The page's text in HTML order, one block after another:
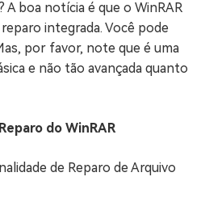
boa notícia é que o WinRAR
integrada. Você pode
por favor, note que é uma
e não tão avançada quanto
do WinRAR
de Reparo de Arquivo